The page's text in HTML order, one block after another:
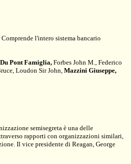
l'intero sistema bancario
Du Pont Famiglia, Forbes John M., Federico
Loudon Sir John,Mazzini Giuseppe,
semisegreta è una delle
rapporti con organizzazioni similari,
Il vice presidente di Reagan, George